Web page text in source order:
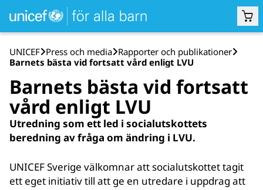
UNICEF Press och media Rapporter och publikationer
Barnets bästa vid fortsatt vård enligt LVU
Barnets bästa vid fortsatt
vård enligt LVU
Utredning som ett led i socialutskottets
beredning av fråga om ändring i LVU.
UNICEF Sverige välkomnar att socialutskottet tagit
ett eget initiativ till att ge en utredare i uppdrag att